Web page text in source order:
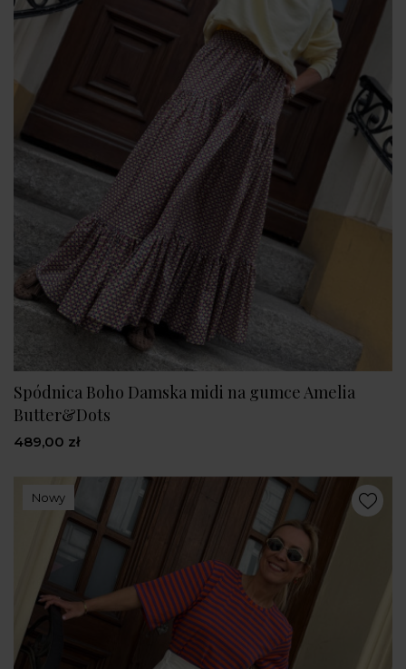
Spódnica Boho Damska midi na gumce Amelia
Butter&Dots
489,00 zł
Nowy